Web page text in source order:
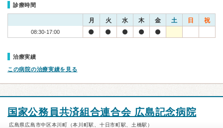
診療時間
月 火 水 木 金 土 日 祝
08:30-17:00
治療実績
この病院の治療実績を見る
国家公務員共済組合連合会 広島記念病院
広島県広島市中区本川町（本川町駅、十日市町駅、土橋駅）